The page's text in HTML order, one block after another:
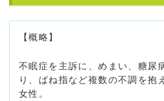
【概略】
不眠症を主訴に、めまい、糖尿
り、ばね指など複数の不調を抱
女性。